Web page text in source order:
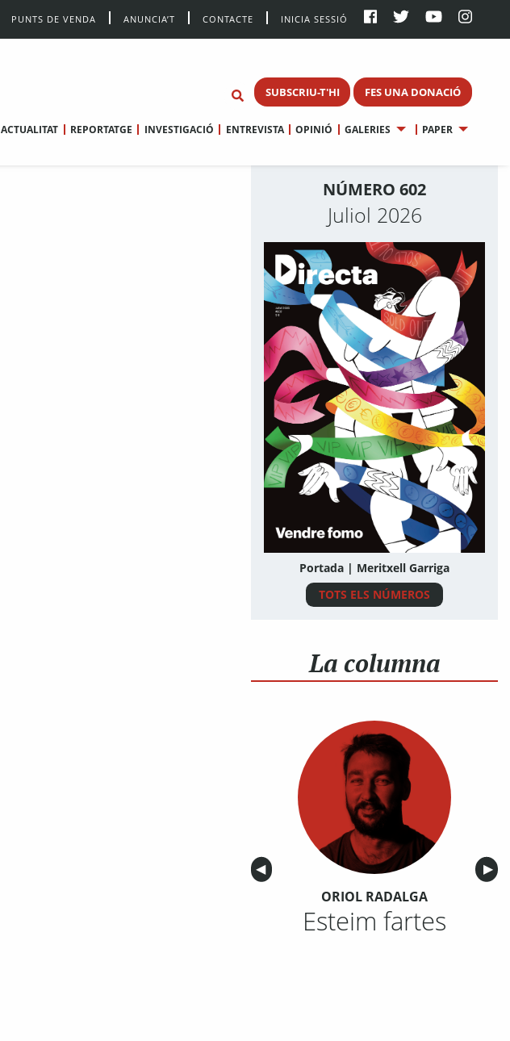
PUNTS DE VENDA ANUNCIA’T CONTACTE INICIA SESSIÓ
SUBSCRIU-T'HI FES UNA DONACIÓ
ACTUALITAT REPORTATGE INVESTIGACIÓ ENTREVISTA OPINIÓ GALERIES PAPER
NÚMERO 602
Juliol 2026
Portada | Meritxell Garriga
TOTS ELS NÚMEROS
La columna
Anterior
◀︎ ▶︎
ORIOL RADALGA
Esteim fartes